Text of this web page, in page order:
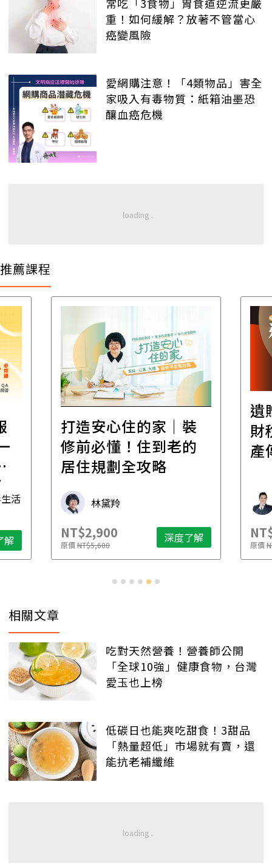
重！如何緩解？放著不管當心
癌變風險
愛網購注意！「4類物品」害全
家吸入有毒物質：紙箱油墨恐
釀血癌危機
推薦課程
活
解
打造安心住的家｜裝
修前必懂！住到老的
居住規劃全攻略
林黛羚
NT$2,900
原價NT$5,600 深度了解
遺
財
產
原價
相關文章
吃對天然營養！營養師公開
「全球10強」健康食物，台灣
愛玉也上榜
低碳日也能爽吃甜食！3甜品
「熱量超低」市場就有賣，還
能抗老補纖維